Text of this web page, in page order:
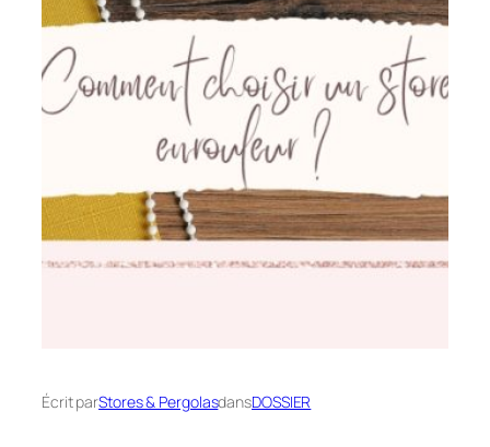
Écrit parStores & PergolasdansDOSSIER